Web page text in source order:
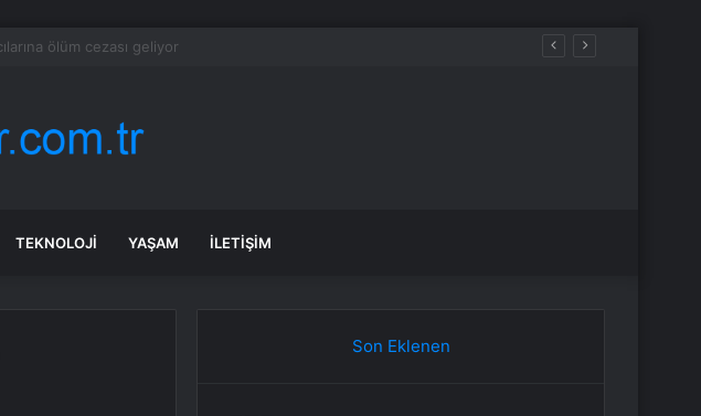
TEKNOLOJI YAŞAM İLETIŞIM
Son Eklenen